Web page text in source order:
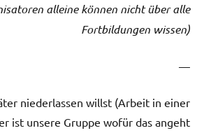
alleine können nicht über alle
Fortbildungen wissen)
—
niederlassen willst (Arbeit in einer
ist unsere Gruppe wofür das angeht